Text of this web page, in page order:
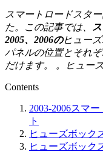
スマートロードスタ
た。この記事では、
2005、2006のヒュー
パネルの位置とそれ
だけます。 。
ヒュー
Contents
2003-2006スマ
ト
ヒューズボック
ヒューズボック